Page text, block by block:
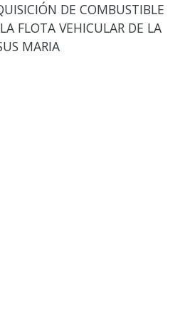
DE COMBUSTIBLE
FLOTA VEHICULAR DE LA
MARIA